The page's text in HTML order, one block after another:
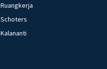
Ruangkerja
Schoters
Kalananti